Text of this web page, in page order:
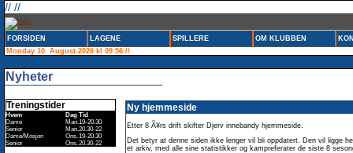
// //
FORSIDEN LAGENE SPILLERE OM KLUBBEN
Monday 10. August 2026 kl 09:56 //
Nyheter
Treningstider
Hvem Dag Tid
Dame
Man.19-20.30
Senior
Man.20.30-22
Dame/Mosjon
Ons.19-20.30
Senior
Ons.20.30-22
Ny hjemmeside
Etter 8 Ã¥rs drift skifter Djerv innebandy hjemmeside.
Det betyr at denne siden ikke lenger vil bli oppdatert. Den vil ligge
et arkiv, med alle sine statistikker og kampreferater de siste 8